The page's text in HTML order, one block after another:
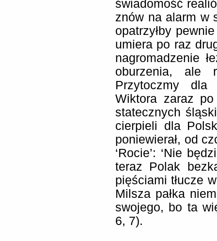
świadomość
znów na alarm w
opatrzyłby
umiera po raz
nagromadzenie
oburzenia, ale
Przytoczmy dla
Wiktora zaraz
statecznych
cierpieli dla
poniewierał, od
‘Rocie’: ‘Nie
teraz Polak
pięściami tłucze
Milsza pałka
swojego, bo ta
6, 7).